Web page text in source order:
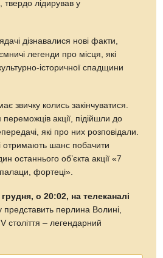
, твердо лідирував у
дізнавалися нові факти,
легенди про місця, які
історичної спадщини
звичку колись закінчуватися.
акції, підійшли до
які про них розповідали.
отримають шанс побачити
останнього об’єкта акції «7
фортеці».
грудня, о 20:02, на телеканалі
представить перлина Волині,
століття – легендарний